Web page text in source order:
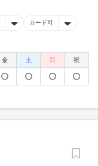
カード可
金 土 日 祝